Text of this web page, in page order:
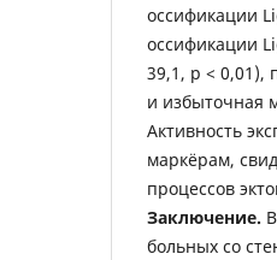
оссификации
оссификации
39,1, р < 0,01),
и избыточная
Активность
маркёрам,
процессов
Заключение.
больных со